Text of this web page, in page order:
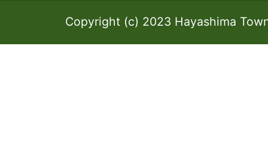
Copyright (c) 2023 Hayashima